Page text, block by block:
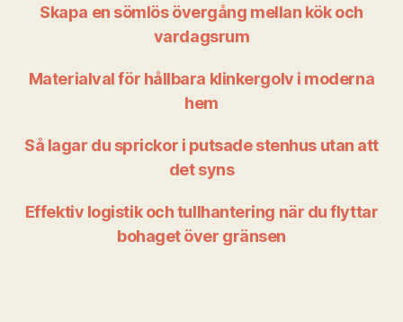
Skapa en sömlös övergång mellan kök och
vardagsrum
Materialval för hållbara klinkergolv i moderna
hem
Så lagar du sprickor i putsade stenhus utan att
det syns
Effektiv logistik och tullhantering när du flyttar
bohaget över gränsen